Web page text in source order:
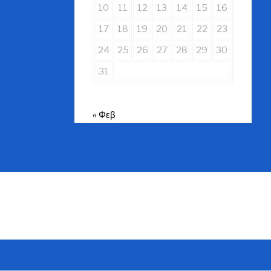
10
11 12 13 14 15
16
17
18 19 20 21 22
23
24
25 26 27 28 29
30
31
« Φεβ